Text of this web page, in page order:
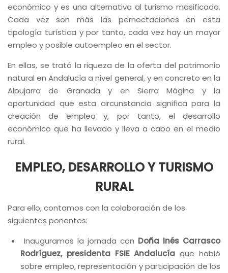
económico y es una alternativa al turismo masificado.
Cada vez son más las pernoctaciones en esta
tipología turística y por tanto, cada vez hay un mayor
empleo y posible autoempleo en el sector.
En ellas, se trató la riqueza de la oferta del patrimonio
natural en Andalucía a nivel general, y en concreto en la
Alpujarra de Granada y en Sierra Mágina y la
oportunidad que esta circunstancia significa para la
creación de empleo y, por tanto, el desarrollo
económico que ha llevado y lleva a cabo en el medio
rural.
EMPLEO, DESARROLLO Y TURISMO
RURAL
Para ello, contamos con la colaboración de los
siguientes ponentes:
Inauguramos la jornada con Doña Inés Carrasco
Rodríguez, presidenta FSIE Andalucía que habló
sobre empleo, representación y participación de los